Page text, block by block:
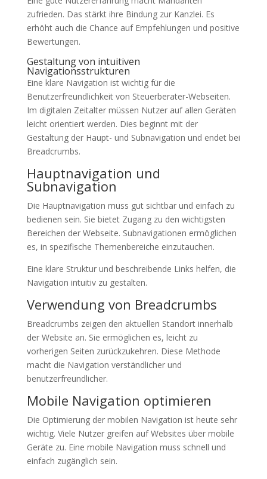
zufrieden. Das stärkt ihre Bindung zur Kanzlei. Es
erhöht auch die Chance auf Empfehlungen und positive
Bewertungen.
Gestaltung von intuitiven
Navigationsstrukturen
Eine klare Navigation ist wichtig für die
Benutzerfreundlichkeit von Steuerberater-Webseiten.
Im digitalen Zeitalter müssen Nutzer auf allen Geräten
leicht orientiert werden. Dies beginnt mit der
Gestaltung der Haupt- und Subnavigation und endet bei
Breadcrumbs.
Hauptnavigation und
Subnavigation
Die Hauptnavigation muss gut sichtbar und einfach zu
bedienen sein. Sie bietet Zugang zu den wichtigsten
Bereichen der Webseite. Subnavigationen ermöglichen
es, in spezifische Themenbereiche einzutauchen.
Eine klare Struktur und beschreibende Links helfen, die
Navigation intuitiv zu gestalten.
Verwendung von Breadcrumbs
Breadcrumbs zeigen den aktuellen Standort innerhalb
der Website an. Sie ermöglichen es, leicht zu
vorherigen Seiten zurückzukehren. Diese Methode
macht die Navigation verständlicher und
benutzerfreundlicher.
Mobile Navigation optimieren
Die Optimierung der mobilen Navigation ist heute sehr
wichtig. Viele Nutzer greifen auf Websites über mobile
Geräte zu. Eine mobile Navigation muss schnell und
einfach zugänglich sein.